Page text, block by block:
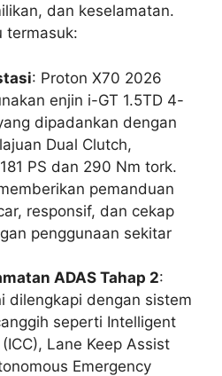
dan keselamatan.
termasuk:
: Proton X70 2026
enjin i-GT 1.5TD 4-
dipadankan dengan
Dual Clutch,
PS dan 290 Nm tork.
pemanduan
responsif, dan cekap
penggunaan sekitar
ADAS Tahap 2:
dilengkapi dengan sistem
seperti Intelligent
Lane Keep Assist
Emergency